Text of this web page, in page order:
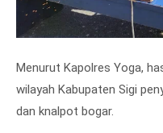
Menurut Kapolres Yoga,
wilayah Kabupaten Sigi
dan knalpot bogar.